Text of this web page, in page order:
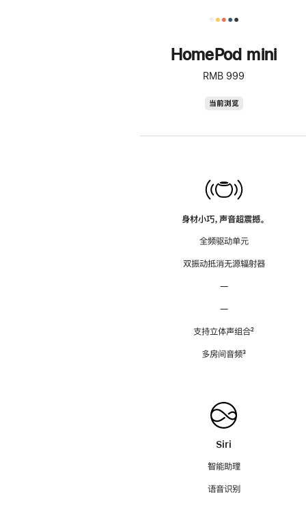
HomePod mini
RMB 999
当前浏览
身材小巧，声音超震撼。
全频驱动单元
双振动抵消无源辐射器
—
—
支持立体声组合脚
²
多房间音频脚
³
Siri
智能助理
语音识别